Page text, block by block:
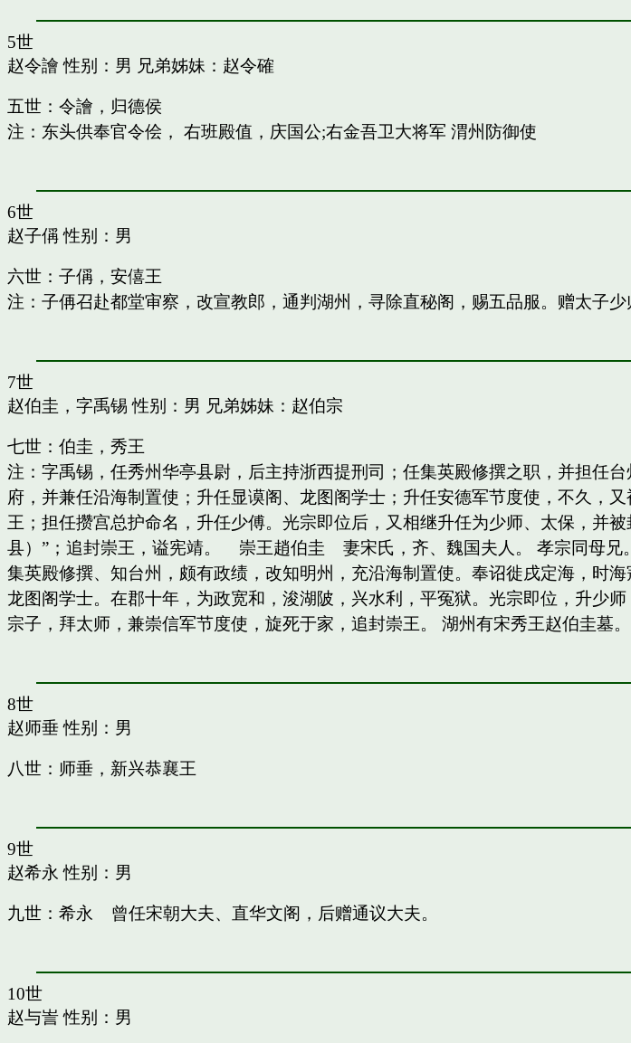
5世
赵令譮 性别：男 兄弟姊妹： 赵令確
五世：令譮，归德侯
注：东头供奉官令侩， 右班殿值，庆国公;右金吾卫大将军 渭州防御使
6世
赵子偁性别：男
六世：子偁，安僖王
注：子侢召赴都堂审察，改宣教郎，通判湖州，寻除直秘阁，赐五品服。赠太子
7世
赵伯圭，字禹锡 性别：男 兄弟姊妹： 赵伯宗
七世：伯圭，秀王
注：字禹锡，任秀州华亭县尉，后主持浙西提刑司；任集英殿修撰之职，并担任
府，并兼任沿海制置使；升任显谟阁、龙图阁学士；升任安德军节度使，不久，
王；担任攒宫总护命名，升任少傅。光宗即位后，又相继升任为少师、太保，并
县）”；追封崇王，谥宪靖。 崇王趙伯圭 妻宋氏，齐、魏国夫人。 孝宗同母兄
集英殿修撰、知台州，颇有政绩，改知明州，充沿海制置使。奉诏徙戌定海，时
龙图阁学士。在郡十年，为政宽和，浚湖陂，兴水利，平冤狱。光宗即位，升少
宗子，拜太师，兼崇信军节度使，旋死于家，追封崇王。 湖州有宋秀王赵伯圭墓。
8世
赵师垂性别：男
八世：师垂，新兴恭襄王
9世
赵希永 性别：男
九世：希永 曾任宋朝大夫、直华文阁，后赠通议大夫。
10世
赵与訔性别：男